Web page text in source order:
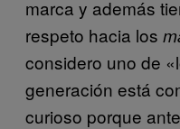
marca y además
respeto hacia los
considero uno de
generación está
curioso porque